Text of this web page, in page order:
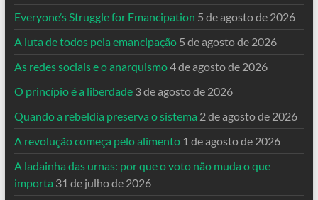
Everyone’s Struggle for Emancipation 5 de agosto de 2026
A luta de todos pela emancipação 5 de agosto de 2026
As redes sociais e o anarquismo4 de agosto de 2026
O princípio é a liberdade 3 de agosto de 2026
Quando a rebeldia preserva o sistema 2 de agosto de 2026
A revolução começa pelo alimento 1 de agosto de 2026
A ladainha das urnas: por que o voto não muda o que
importa 31 de julho de 2026